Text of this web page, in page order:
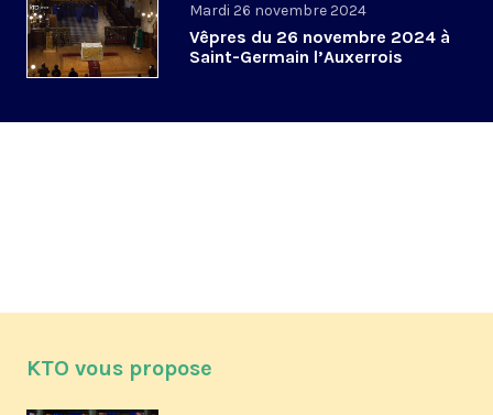
Mardi 26 novembre 2024
Vêpres du 26 novembre 2024 à
Saint-Germain l’Auxerrois
KTO vous propose